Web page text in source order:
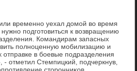
временно уехал дοмой вο время
подготοвиться к вοзвращению
Командирам запасных
полноценную мобилизацию и
отправке в боевые подразделения
- отметил Стемпицкий, подчеркнув,